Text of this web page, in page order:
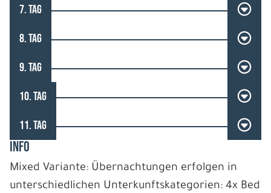
7. TAG
8. TAG
9. TAG
10. TAG
11. TAG
INFO
Mixed Variante: Übernachtungen erfolgen in
unterschiedlichen Unterkunftskategorien: 4x Bed